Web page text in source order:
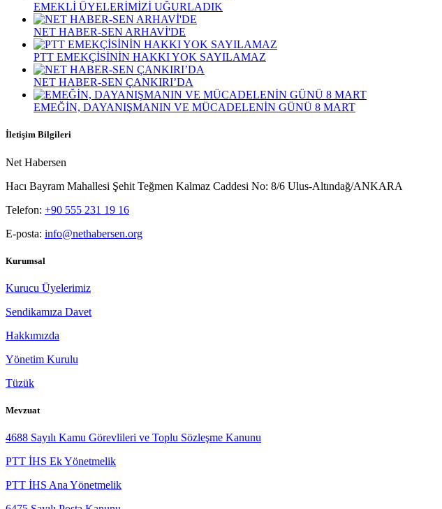
EMEKLİ ÜYELERİMİZİ UĞURLADIK
NET HABER-SEN ARHAVİ'DE
PTT EMEKÇİSİNİN HAKKI YOK SAYILAMAZ
NET HABER-SEN ÇANKIRI’DA
EMEĞİN, DAYANIŞMANIN VE MÜCADELENİN GÜNÜ 8 MART
İletişim Bilgileri
Net Habersen
Hacı Bayram Mahallesi Şehit Teğmen Kalmaz Caddesi No: 8/6 Ulus-Altındağ/ANKARA
Telefon: +90 555 231 19 16
E-posta: info@nethabersen.org
Kurumsal
Kurucu Üyelerimiz
Sendikamıza Davet
Hakkımızda
Yönetim Kurulu
Tüzük
Mevzuat
4688 Sayılı Kamu Görevlileri ve Toplu Sözleşme Kanunu
PTT İHS Ek Yönetmelik
PTT İHS Ana Yönetmelik